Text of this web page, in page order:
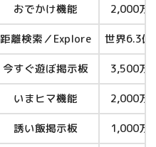
おでかけ機能
2,000万
距離検索／Explore
世界6.3億
今すぐ遊ぼ掲示板
3,500万
いまヒマ機能
2,000万
誘い飯掲示板
1,000万